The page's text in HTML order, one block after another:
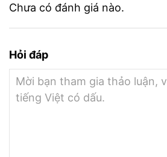
Chưa có đánh giá nào.
Hỏi đáp